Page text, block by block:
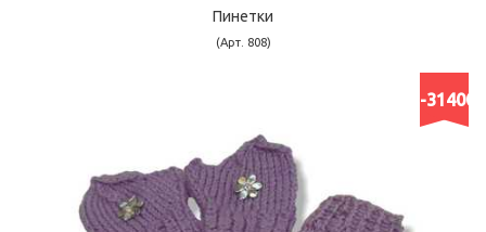
Пинетки
(Арт. 808)
-